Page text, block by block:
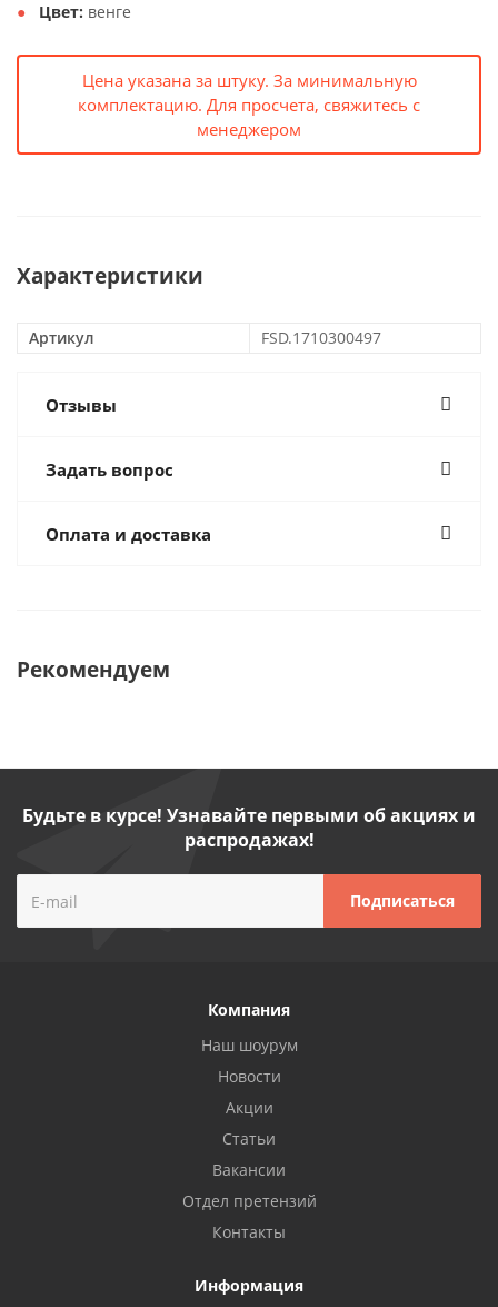
Цвет: венге
Цена указана за штуку. За минимальную
комплектацию. Для просчета, свяжитесь с
менеджером
Характеристики
Артикул FSD.1710300497
Отзывы
Задать вопрос
Оплата и доставка
Рекомендуем
Будьте в курсе! Узнавайте первыми об акциях и
распродажах!
Компания
Наш шоурум
Новости
Акции
Статьи
Вакансии
Отдел претензий
Контакты
Информация